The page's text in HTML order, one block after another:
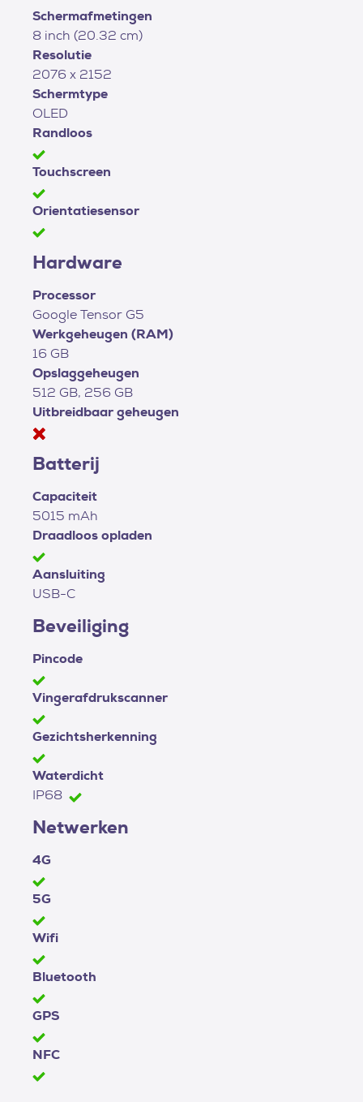
Schermafmetingen
8 inch (20.32 cm)
Resolutie
2076 x 2152
Schermtype
OLED
Randloos
Touchscreen
Orientatiesensor
Hardware
Processor
Google Tensor G5
Werkgeheugen (RAM)
16 GB
Opslaggeheugen
512 GB, 256 GB
Uitbreidbaar geheugen
Batterij
Capaciteit
5015 mAh
Draadloos opladen
Aansluiting
USB-C
Beveiliging
Pincode
Vingerafdrukscanner
Gezichtsherkenning
Waterdicht
IP68
Netwerken
4G
5G
Wifi
Bluetooth
GPS
NFC